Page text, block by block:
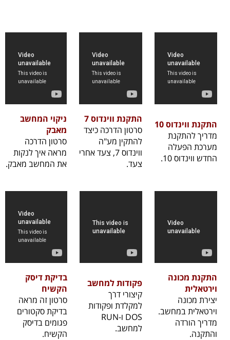
התקנת ווינדוס 10
מדריך להתקנת
מערכת הפעלה
החדש ווינדוס 10.
התקנת ווינדוס 7
סרטון הדרכה כיצד
להתקין מע"ה
ווינדוס 7, צעד אחרי
צעד.
ניקוי המחשב
מאבק
סרטון הדרכה
מראה איך לנקות
את המחשב מאבק.
התקנת מכונה
וירטאלית
יצירת מכונה
וירטאלית במחשב.
מדריך הורדה
והתקנה.
פקודות למחשב
קיצורי דרך
למקלדת ופקודות
DOS ו-RUN
למחשב.
בדיקת דיסק
הקשיח
סרטון זה מראה
בדיקת סקטורים
פגומים בדיסק
הקשיח.